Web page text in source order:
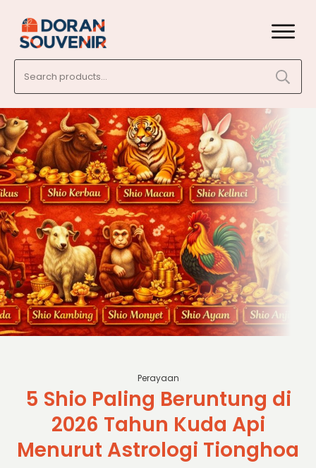
for:
Perayaan
5 Shio Paling Beruntung di
2026 Tahun Kuda Api
Menurut Astrologi Tionghoa